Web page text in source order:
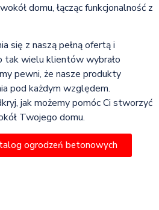
domu, łącząc funkcjonalność z
się z naszą pełną ofertą i
tak wielu klientów wybrało
pewni, że nasze produkty
pod każdym względem.
jak możemy pomóc Ci stworzyć
Twojego domu.
ogrodzeń betonowych